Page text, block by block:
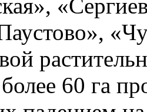
60 га